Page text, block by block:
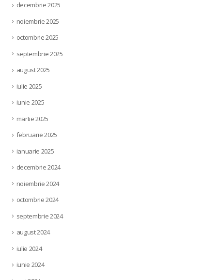
decembrie 2025
noiembrie 2025
octombrie 2025
septembrie 2025
august 2025
iulie 2025
iunie 2025
martie 2025
februarie 2025
ianuarie 2025
decembrie 2024
noiembrie 2024
octombrie 2024
septembrie 2024
august 2024
iulie 2024
iunie 2024